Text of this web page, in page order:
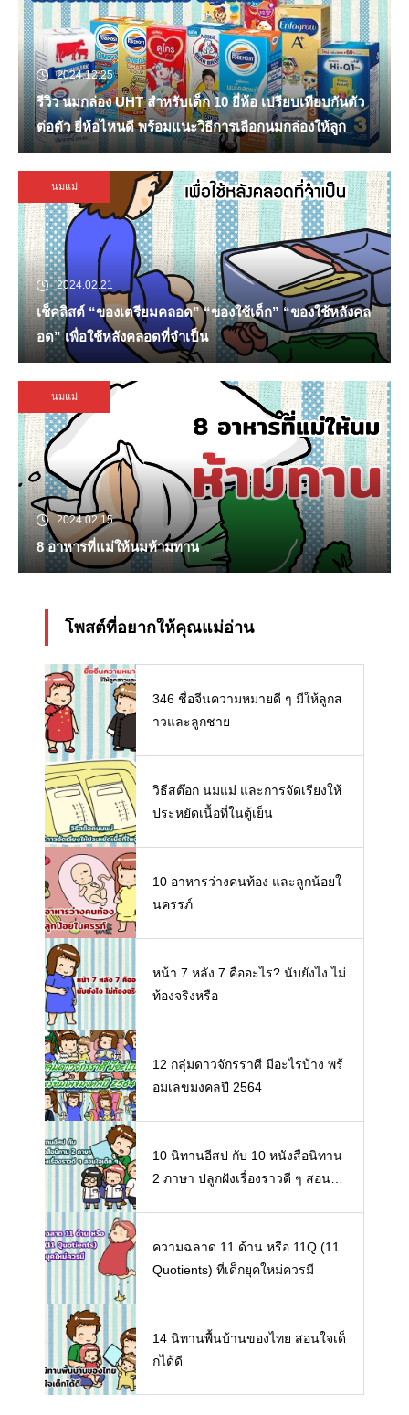
2024.12.25
รีวิว นมกล่อง UHT สำหรับเด็ก 10 ยี่ห้อ เปรียบเทียบกันตัว
ต่อตัว ยี่ห้อไหนดี พร้อมแนะวิธีการเลือกนมกล่องให้ลูก
นมแม่
2024.02.21
เช็คลิสต์ “ของเตรียมคลอด” “ของใช้เด็ก” “ของใช้หลังคล
อด” เพื่อใช้หลังคลอดที่จำเป็น
นมแม่
2024.02.15
8 อาหารที่แม่ให้นมห้ามทาน
โพสต์ที่อยากให้คุณแม่อ่าน
346 ชื่อจีนความหมายดี ๆ มีให้ลูกส
าวและลูกชาย
วิธีสต๊อก นมแม่ และการจัดเรียงให้
ประหยัดเนื้อที่ในตู้เย็น
10 อาหารว่างคนท้อง และลูกน้อยใ
นครรภ์
หน้า 7 หลัง 7 คืออะไร? นับยังไง ไม่
ท้องจริงหรือ
12 กลุ่มดาวจักรราศี มีอะไรบ้าง พร้
อมเลขมงคลปี 2564
10 นิทานอีสป กับ 10 หนังสือนิทาน
2 ภาษา ปลูกฝังเรื่องราวดี ๆ สอนใจ
ความฉลาด 11 ด้าน หรือ 11Q (11
Quotients) ที่เด็กยุคใหม่ควรมี
14 นิทานพื้นบ้านของไทย สอนใจเด็
กได้ดี